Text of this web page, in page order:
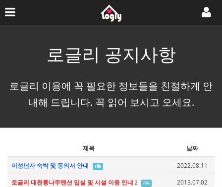
로글리 공지사항
로글리 이용에 꼭 필요한 정보들을 친절하게 안
내해 드립니다. 꼭 읽어 보시고 오세요.
제목 날짜
미성년자 숙박 및 동의서 안내 File
2022.08.11
로글리 대천통나무펜션 입실 및 시설 이용 안내 2 File 2013.07.02